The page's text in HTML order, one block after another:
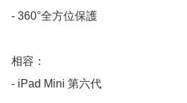
- 360°全方位保護
相容：
- iPad Mini 第六代